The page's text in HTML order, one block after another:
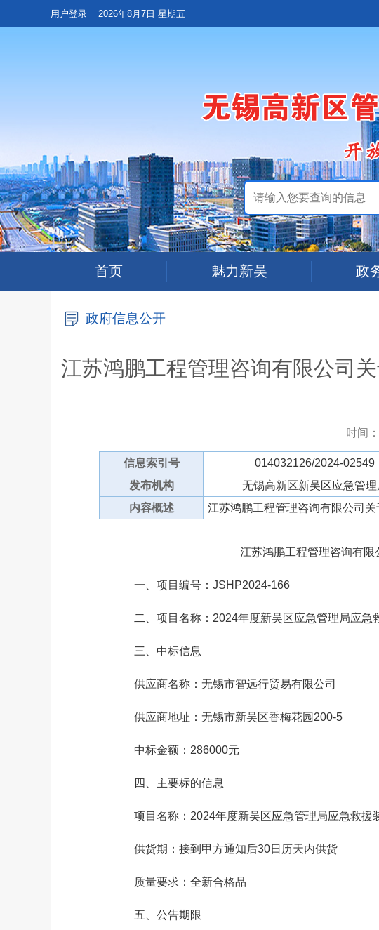
用户登录 2026年8月7日 星期五
首页 魅力新吴 政
政府信息公开
江苏鸿鹏工程管理咨询有限公司
时间
信息索引号 014032126/2024-02549
发布机构
无锡高新区新吴区应急管理
内容概述
江苏鸿鹏工程管理咨询有限公司
江苏鸿鹏工程管理咨询有限
一、项目编号：JSHP2024-166
二、项目名称：2024年度新吴区应急管理局应急
三、中标信息
供应商名称：无锡市智远行贸易有限公司
供应商地址：无锡市新吴区香梅花园200-5
中标金额：286000元
四、主要标的信息
项目名称：2024年度新吴区应急管理局应急救援
供货期：接到甲方通知后30日历天内供货
质量要求：全新合格品
五、公告期限